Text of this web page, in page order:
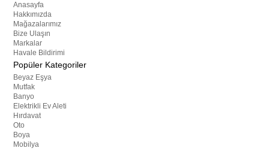
Anasayfa
Hakkımızda
Mağazalarımız
Bize Ulaşın
Markalar
Havale Bildirimi
Popüler Kategoriler
Beyaz Eşya
Mutfak
Banyo
Elektrikli Ev Aleti
Hırdavat
Oto
Boya
Mobilya